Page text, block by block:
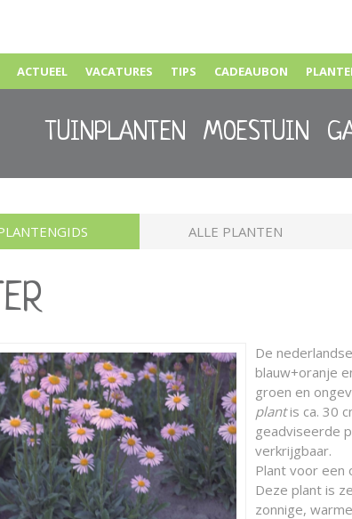
ACTUEEL VACATURES TIPS CADEAUBON
TUINPLANTEN MOESTUIN
ALLE PLANTEN
De
blauw+oranje
groen en
plantis ca. 30
geadviseerde
verkrijgbaar.
Plant voor een
Deze plant is
zonnige,